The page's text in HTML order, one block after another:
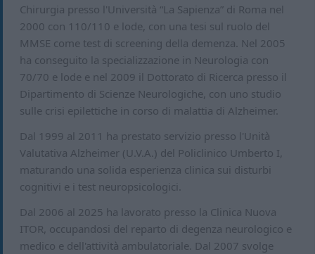
Chirurgia presso l'Università “La Sapienza” di Roma nel
2000 con 110/110 e lode, con una tesi sul ruolo del
MMSE come test di screening della demenza. Nel 2005
ha conseguito la specializzazione in Neurologia con
70/70 e lode e nel 2009 il Dottorato di Ricerca presso il
Dipartimento di Scienze Neurologiche, con uno studio
sulle crisi epilettiche in corso di malattia di Alzheimer.
Dal 1999 al 2011 ha prestato servizio presso l'Unità
Valutativa Alzheimer (U.V.A.) del Policlinico Umberto I,
maturando una solida esperienza clinica sui disturbi
cognitivi e i test neuropsicologici.
Dal 2006 al 2025 ha lavorato presso la Clinica Nuova
ITOR, occupandosi del reparto di degenza neurologico e
medico e dell'attività ambulatoriale. Dal 2007 svolge